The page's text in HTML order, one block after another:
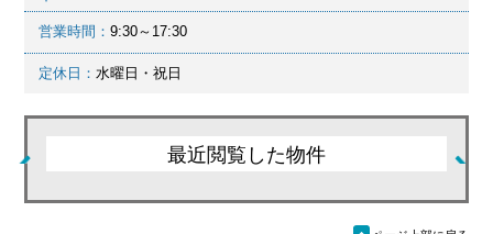
営業時間： 9:30～17:30
定休日： 水曜日・祝日
最近閲覧した物件